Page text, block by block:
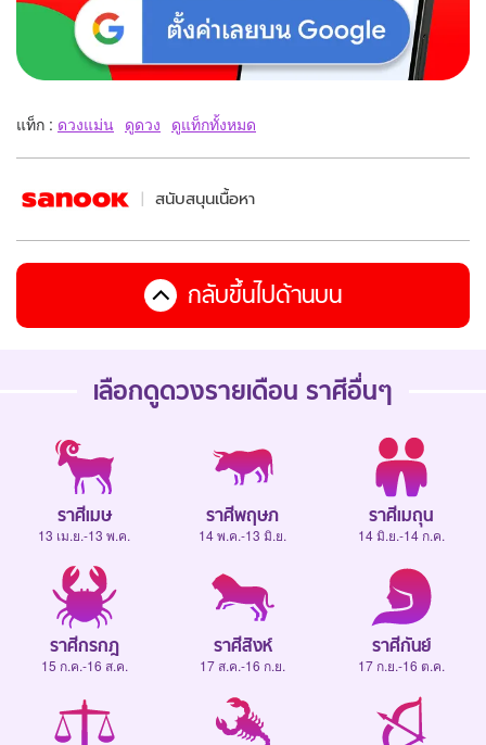
แท็ก : ดวงแม่น ดูดวง ดูแท็กทั้งหมด
สนับสนุนเนื้อหา
กลับขึ้นไปด้านบน
เลือกดูดวงรายเดือน ราศีอื่นๆ
ราศีเมษ
13 เม.ย.-13 พ.ค.
ราศีพฤษภ
14 พ.ค.-13 มิ.ย.
ราศีเมถุน
14 มิ.ย.-14 ก.ค.
ราศีกรกฎ
15 ก.ค.-16 ส.ค.
ราศีสิงห์
17 ส.ค.-16 ก.ย.
ราศีกันย์
17 ก.ย.-16 ต.ค.